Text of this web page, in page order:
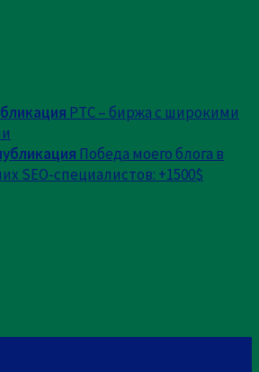
РТС – биржа с широкими
Победа моего блога в
SEO-специалистов: +1500$